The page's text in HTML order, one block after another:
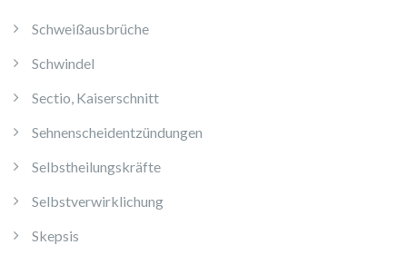
Schweißausbrüche
Schwindel
Sectio, Kaiserschnitt
Sehnenscheidentzündungen
Selbstheilungskräfte
Selbstverwirklichung
Skepsis